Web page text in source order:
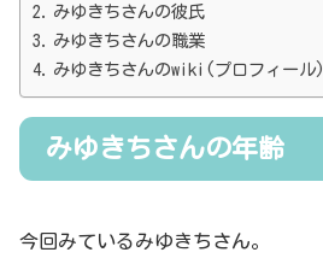
みゆきちさんの彼氏
みゆきちさんの職業
みゆきちさんのwiki(プロフィール)
みゆきちさんの年齢
今回みているみゆきちさん。